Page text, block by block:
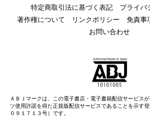
特定商取引法に基づく表記
プライバ
著作権について
リンクポリシー 免責事
お問い合わせ
ＡＢＪマークは、この電子書店・電子書籍配信サービス
ツ使用許諾を得た正規版配信サービスであることを示す
０９１７１３号）です。